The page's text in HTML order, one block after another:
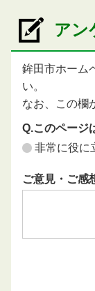
アン
鉾田市ホーム
い。
なお、この欄
Q.このページ
非常に役に
ご意見・ご感